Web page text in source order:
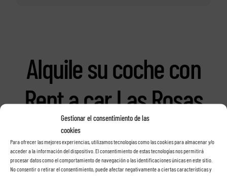
Gestionar el consentimiento de las
cookies
Para ofrecer las mejores experiencias, utilizamos tecnologías como las cookies para almacenar y/o
acceder a la información del dispositivo. El consentimiento de estas tecnologías nos permitirá
procesar datos como el comportamiento de navegación o las identificaciones únicas en este sitio.
No consentir o retirar el consentimiento, puede afectar negativamente a ciertas características y
Alquile su coche con
Rent a car Las Rosas
en Tenerife